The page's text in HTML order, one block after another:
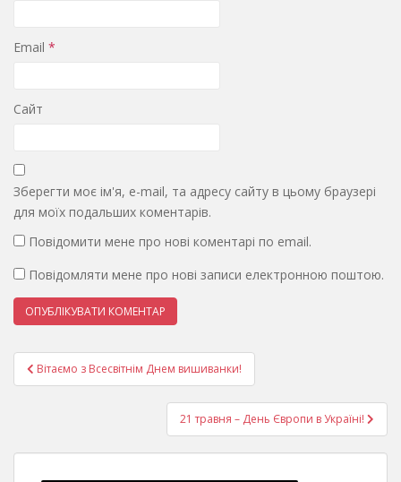
Email *
Сайт
Зберегти моє ім'я, e-mail, та адресу сайту в цьому браузері
для моїх подальших коментарів.
Повідомити мене про нові коментарі по email.
Повідомляти мене про нові записи електронною поштою.
Навігація
записів
Вітаємо з Всесвітнім Днем вишиванки!
21 травня – День Європи в Україні!